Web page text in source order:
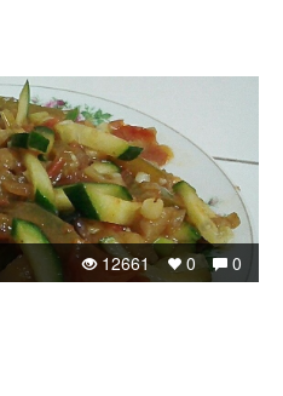
0
0
12661